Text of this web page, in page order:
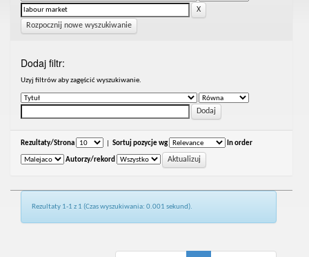
Rozpocznij nowe wyszukiwanie
Dodaj filtr:
Uzyj filtrów aby zagęścić wyszukiwanie.
Rezultaty/Strona Sortuj pozycje wg In order
Autorzy/rekord
Rezultaty 1-1 z 1 (Czas wyszukiwania: 0.001 sekund).